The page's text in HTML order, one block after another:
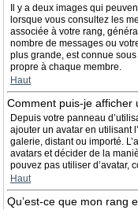
Il y a deux images qui
lorsque vous consultez les
associée à votre rang,
nombre de messages ou
plus grande, est connue
propre à chaque membre.
Haut
Comment puis-je afficher
Depuis votre panneau
ajouter un avatar en utilisant
galerie, distant ou importé.
avatars et décider de la
pouvez pas utiliser d’avatar,
Haut
Qu’est-ce que mon rang